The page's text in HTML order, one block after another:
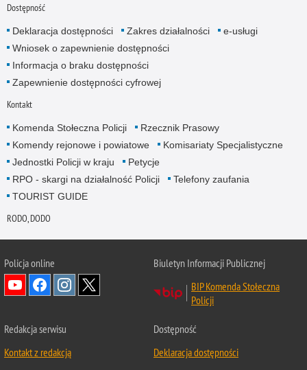
Dostępność
Deklaracja dostępności Zakres działalności
e-usługi
Wniosek o zapewnienie dostępności
Informacja o braku dostępności
Zapewnienie dostępności cyfrowej
Kontakt
Komenda Stołeczna Policji
Rzecznik Prasowy
Komendy rejonowe i powiatowe
Komisariaty Specjalistyczne
Jednostki Policji w kraju
Petycje
RPO - skargi na działalność Policji
Telefony zaufania
TOURIST GUIDE
RODO, DODO
Policja online
Biuletyn Informacji Publicznej
BIP Komenda Stołeczna
Policji
Redakcja serwisu
Kontakt z redakcją
Dostępność
Deklaracja dostępności